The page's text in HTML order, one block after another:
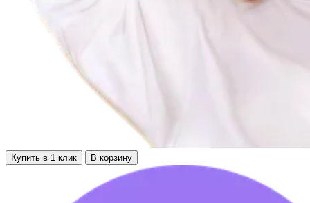
Купить в 1 клик В корзину